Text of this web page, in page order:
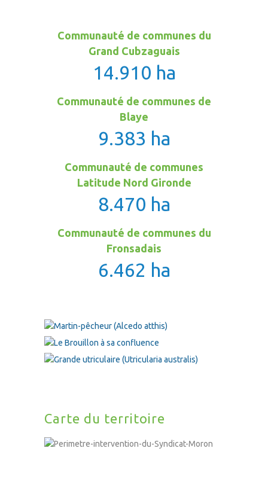
Communauté de communes du
Grand Cubzaguais
14.910 ha
Communauté de communes de
Blaye
9.383 ha
Communauté de communes
Latitude Nord Gironde
8.470 ha
Communauté de communes du
Fronsadais
6.462 ha
Carte du territoire